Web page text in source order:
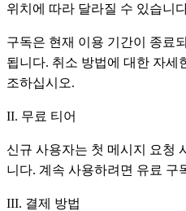
위치에 따라 달라질 수 있습니
구독은 현재 이용 기간이 종료
됩니다. 취소 방법에 대한 자세
조하십시오.
II. 무료 티어
신규 사용자는 첫 메시지 요청
니다. 계속 사용하려면 유료 구
III. 결제 방법